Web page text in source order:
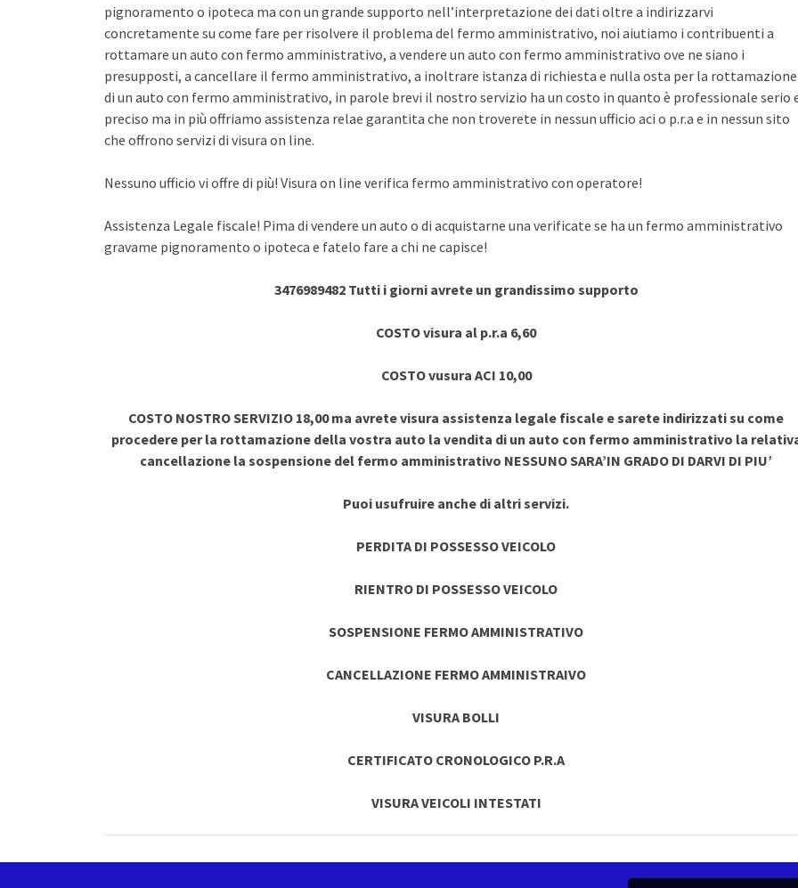
pignoramento o ipoteca ma con un grande supporto nell’interpretazione dei dati oltre a indirizzarvi
concretamente su come fare per risolvere il problema del fermo amministrativo, noi aiutiamo i contribuenti a
rottamare un auto con fermo amministrativo, a vendere un auto con fermo amministrativo ove ne siano i
presupposti, a cancellare il fermo amministrativo, a inoltrare istanza di richiesta e nulla osta per la rottamazione
di un auto con fermo amministrativo, in parole brevi il nostro servizio ha un costo in quanto è professionale serio
preciso ma in più offriamo assistenza relae garantita che non troverete in nessun ufficio aci o p.r.a e in nessun sito
che offrono servizi di visura on line.
Nessuno ufficio vi offre di più! Visura on line verifica fermo amministrativo con operatore!
Assistenza Legale fiscale! Pima di vendere un auto o di acquistarne una verificate se ha un fermo amministrativo
gravame pignoramento o ipoteca e fatelo fare a chi ne capisce!
3476989482 Tutti i giorni avrete un grandissimo supporto
COSTO visura al p.r.a 6,60
COSTO vusura ACI 10,00
COSTO NOSTRO SERVIZIO 18,00 ma avrete visura assistenza legale fiscale e sarete indirizzati su come
procedere per la rottamazione della vostra auto la vendita di un auto con fermo amministrativo la
cancellazione la sospensione del fermo amministrativo NESSUNO SARA’IN GRADO DI DARVI DI PIU’
Puoi usufruire anche di altri servizi.
PERDITA DI POSSESSO VEICOLO
RIENTRO DI POSSESSO VEICOLO
SOSPENSIONE FERMO AMMINISTRATIVO
CANCELLAZIONE FERMO AMMINISTRAIVO
VISURA BOLLI
CERTIFICATO CRONOLOGICO P.R.A
VISURA VEICOLI INTESTATI